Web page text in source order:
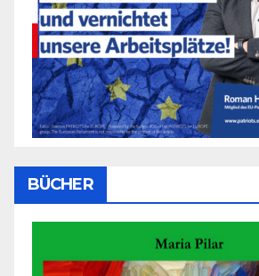
BÜCHER